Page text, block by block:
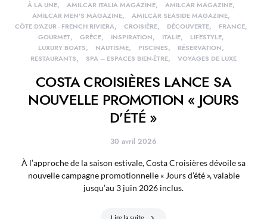
À LA UNE AMILCAR ITALIA MAGAZINE
AMILCAR MAGAZINE
AMILCAR MEN'S MAGAZINE
AMILCAR SEASIDE MAGAZINE
CÔTE D'AZUR - FRENCH RIVIERA
CROISIÈRE DÉCOUVERTE
FRANCE
GOURMET
GRÈCE INSPIRATION ITALIE
LIFESTYLE
LUXURY BOATS
NAUTISME PISCINES
RÉSERVATION
RESTAURANTS
SPA – ESPACES BIEN-ÊTRE VOYAGES DE LUXE
COSTA CROISIÈRES LANCE SA
NOUVELLE PROMOTION « JOURS
D’ÉTÉ »
30 avril 2026
À l’approche de la saison estivale, Costa Croisières dévoile sa
nouvelle campagne promotionnelle « Jours d’été », valable
jusqu’au 3 juin 2026 inclus.